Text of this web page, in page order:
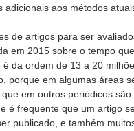
aos métodos
de artigos para ser
em 2015 sobre o tempo
da ordem de 13 a 20
porque em algumas áreas
em outros periódicos
é frequente que um artigo
publicado, e também